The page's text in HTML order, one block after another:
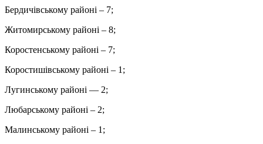
Бердичівському районі – 7;
Житомирському районі – 8;
Коростенському районі – 7;
Коростишівському районі – 1;
Лугинському районі — 2;
Любарському районі – 2;
Малинському районі – 1;